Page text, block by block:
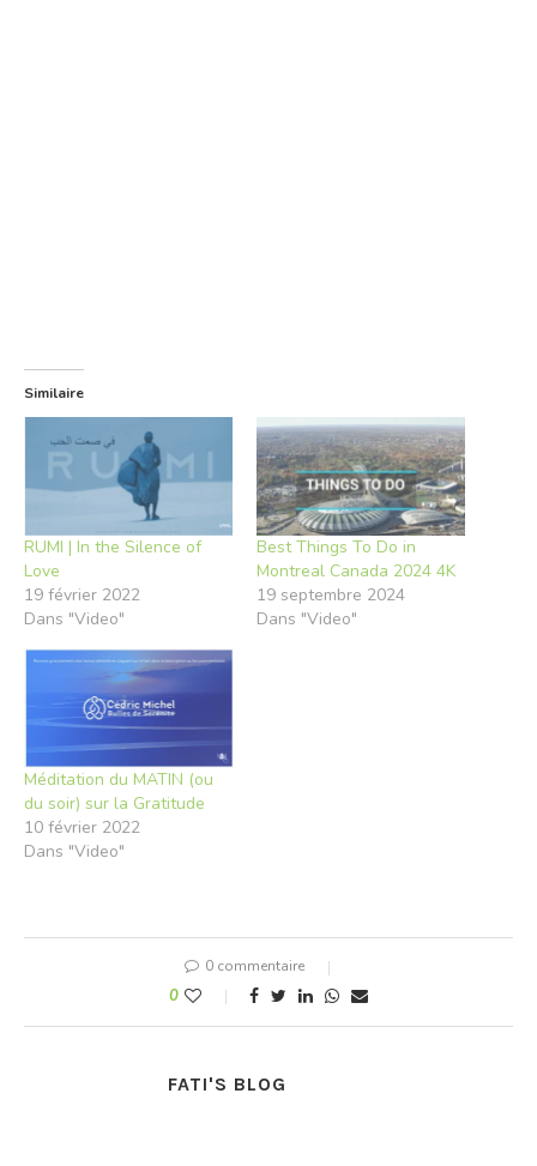
Similaire
RUMI | In the Silence of
Love
19 février 2022
Dans "Video"
Best Things To Do in
Montreal Canada 2024 4K
19 septembre 2024
Dans "Video"
Méditation du MATIN (ou
du soir) sur la Gratitude
10 février 2022
Dans "Video"
0 commentaire
0
FATI'S BLOG